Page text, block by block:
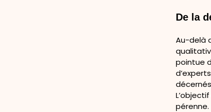
De la
Au-delà
pointue
pérenne.